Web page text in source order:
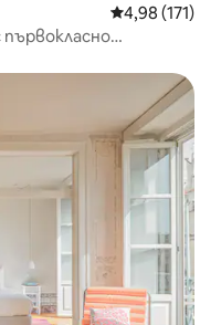
Средна
4,98 (171)